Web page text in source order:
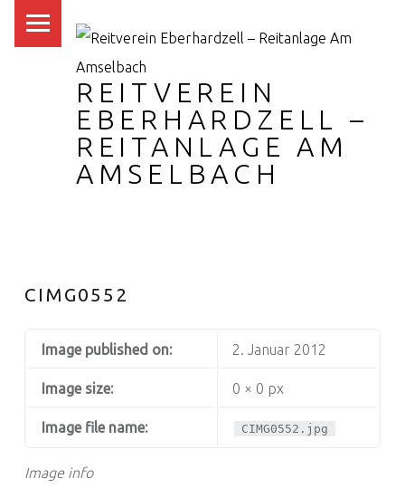
REITVEREIN
EBERHARDZELL –
REITANLAGE AM
AMSELBACH
CIMG0552
Image info
Image published on: 2. Januar 2012
Image size: 0 × 0 px
Image file name: CIMG0552.jpg